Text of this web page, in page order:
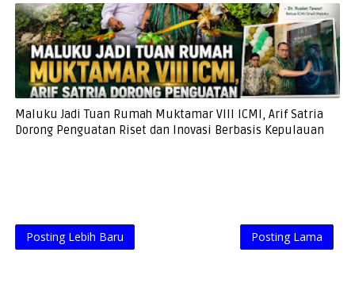
Maluku Jadi Tuan Rumah Muktamar VIII ICMI, Arif Satria
Dorong Penguatan Riset dan Inovasi Berbasis Kepulauan
Posting Lebih Baru Posting Lama